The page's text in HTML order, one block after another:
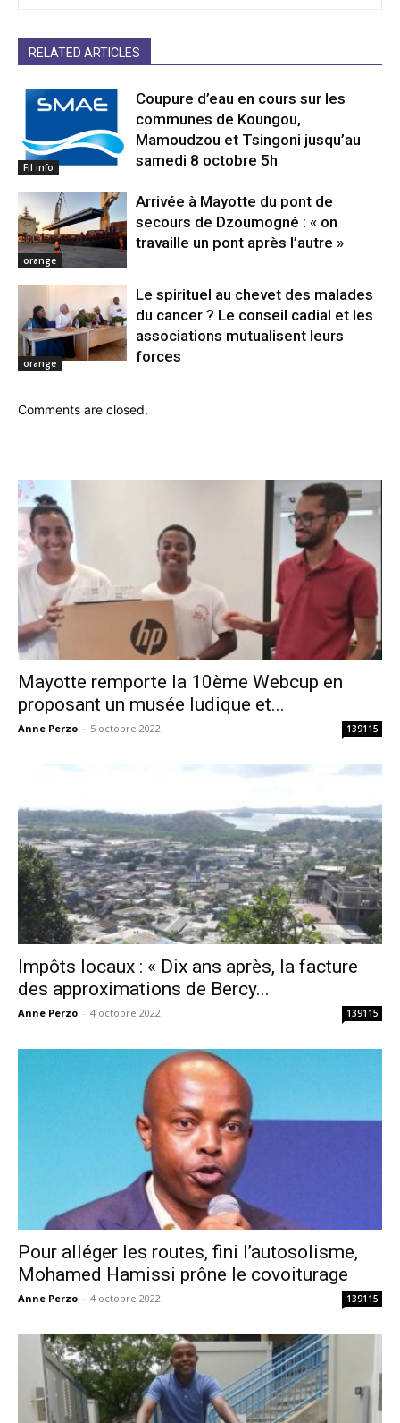
RELATED ARTICLES
Fil info
Coupure d’eau en cours sur les
communes de Koungou,
Mamoudzou et Tsingoni jusqu’au
samedi 8 octobre 5h
orange
Arrivée à Mayotte du pont de
secours de Dzoumogné : « on
travaille un pont après l’autre »
orange
Le spirituel au chevet des malades
du cancer ? Le conseil cadial et les
associations mutualisent leurs
forces
Comments are closed.
Mayotte remporte la 10ème Webcup en
proposant un musée ludique et...
Anne Perzo - 5 octobre 2022 139115
Impôts locaux : « Dix ans après, la facture
des approximations de Bercy...
Anne Perzo - 4 octobre 2022 139115
Pour alléger les routes, fini l’autosolisme,
Mohamed Hamissi prône le covoiturage
Anne Perzo - 4 octobre 2022 139115